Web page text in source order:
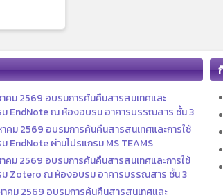
คม 2569 อบรมการค้นคืนสารสนเทศและ
ม EndNote ณ ห้องอบรม อาคารบรรณสาร ชั้น 3
คม 2569 อบรมการค้นคืนสารสนเทศและการใช้
EndNote ผ่านโปรแกรม MS TEAMS
คม 2569 อบรมการค้นคืนสารสนเทศและการใช้
ม Zotero ณ ห้องอบรม อาคารบรรณสาร ชั้น 3
คม 2569 อบรมการค้นคืนสารสนเทศและ